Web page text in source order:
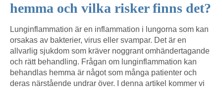
hemma och vilka risker finns det?
Lunginflammation är en inflammation i lungorna som kan
orsakas av bakterier, virus eller svampar. Det är en
allvarlig sjukdom som kräver noggrant omhändertagande
och rätt behandling. Frågan om lunginflammation kan
behandlas hemma är något som många patienter och
deras närstående undrar över. I denna artikel kommer vi